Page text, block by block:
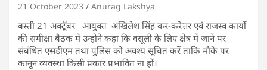
21 October 2023 Anurag Lakshya
बस्ती 21 अक्टूॅबर आयुक्त अखिलेश सिंह कर-करेत्तर एवं राजस्व कार्यो
की समीक्षा बैठक में उन्होने कहा कि वसूली के लिए क्षेत्र में जाने पर
संबंधित एसडीएम तथा पुलिस को अवश्य सूचित करें ताकि मौके पर
कानून व्यवस्था किसी प्रकार प्रभावित ना हों।